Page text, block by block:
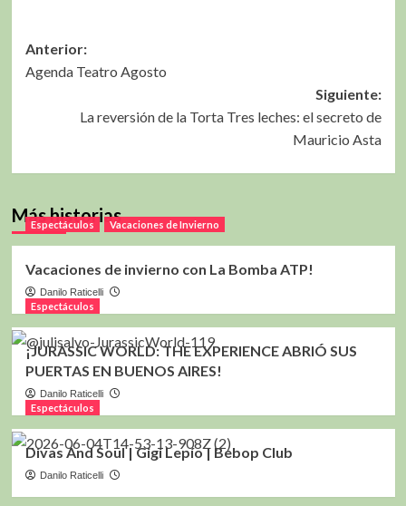
Navegación
de
entradas
Anterior:
Agenda Teatro Agosto
Siguiente:
La reversión de la Torta Tres leches: el secreto de
Mauricio Asta
Más historias
Espectáculos Vacaciones de Invierno
Vacaciones de invierno con La Bomba ATP!
Danilo Raticelli
Espectáculos
¡JURASSIC WORLD: THE EXPERIENCE ABRIÓ SUS
PUERTAS EN BUENOS AIRES!
Danilo Raticelli
Espectáculos
Divas And Soul | Gigi Lepío | Bebop Club
Danilo Raticelli